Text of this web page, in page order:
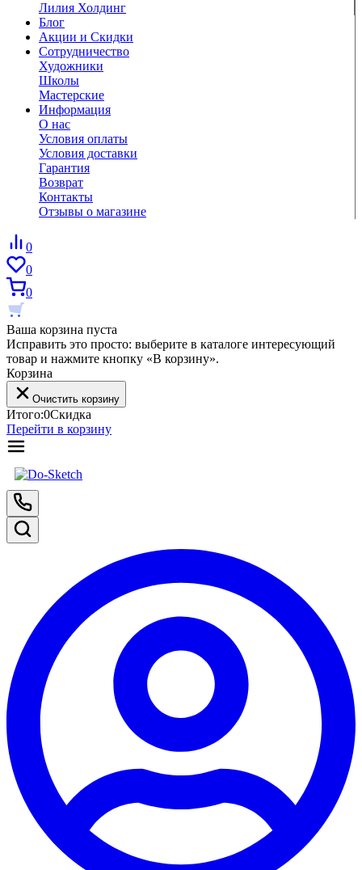
Лилия Холдинг
Блог
Акции и Скидки
Сотрудничество
Художники
Школы
Мастерские
Информация
О нас
Условия оплаты
Условия доставки
Гарантия
Возврат
Контакты
Отзывы о магазине
0
0
0
Ваша корзина пуста
Исправить это просто: выберите в каталоге интересующий
товар и нажмите кнопку «В корзину».
Корзина
Очистить корзину
Итого:0Скидка
Перейти в корзину